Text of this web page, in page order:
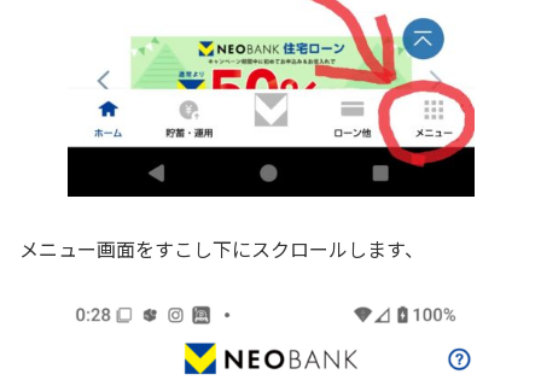
メニュー画面をすこし下にスクロールします、